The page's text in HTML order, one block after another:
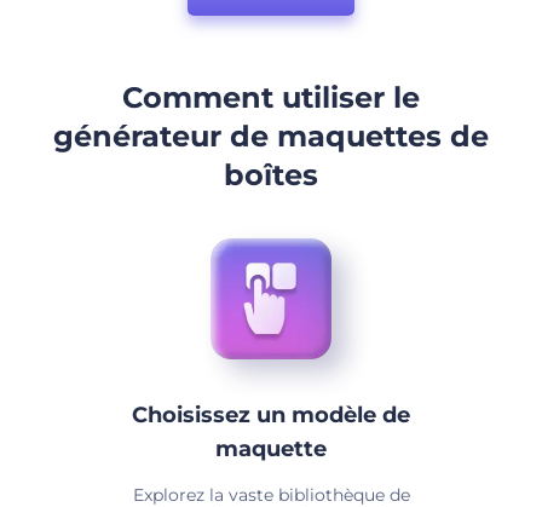
Comment utiliser le
générateur de maquettes de
boîtes
Choisissez un modèle de
maquette
Explorez la vaste bibliothèque de